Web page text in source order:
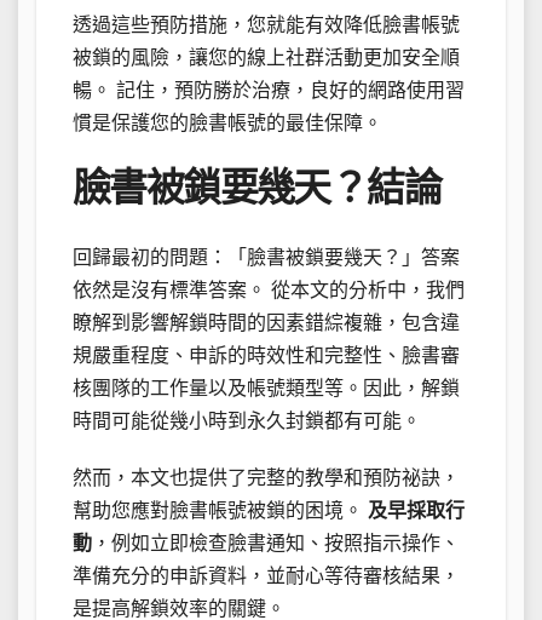
透過這些預防措施，您就能有效降低臉書帳號
被鎖的風險，讓您的線上社群活動更加安全順
暢。 記住，預防勝於治療，良好的網路使用習
慣是保護您的臉書帳號的最佳保障。
臉書被鎖要幾天？結論
回歸最初的問題：「臉書被鎖要幾天？」答案
依然是沒有標準答案。 從本文的分析中，我們
瞭解到影響解鎖時間的因素錯綜複雜，包含違
規嚴重程度、申訴的時效性和完整性、臉書審
核團隊的工作量以及帳號類型等。因此，解鎖
時間可能從幾小時到永久封鎖都有可能。
然而，本文也提供了完整的教學和預防祕訣，
幫助您應對臉書帳號被鎖的困境。 及早採取行
動 ，例如立即檢查臉書通知、按照指示操作、
準備充分的申訴資料，並耐心等待審核結果，
是提高解鎖效率的關鍵。